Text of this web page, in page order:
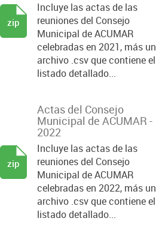
Incluye las actas de las
reuniones del Consejo
Municipal de ACUMAR
celebradas en 2021, más un
archivo .csv que contiene el
listado detallado...
zip
Actas del Consejo
Municipal de ACUMAR -
2022
Incluye las actas de las
reuniones del Consejo
Municipal de ACUMAR
celebradas en 2022, más un
archivo .csv que contiene el
listado detallado...
zip